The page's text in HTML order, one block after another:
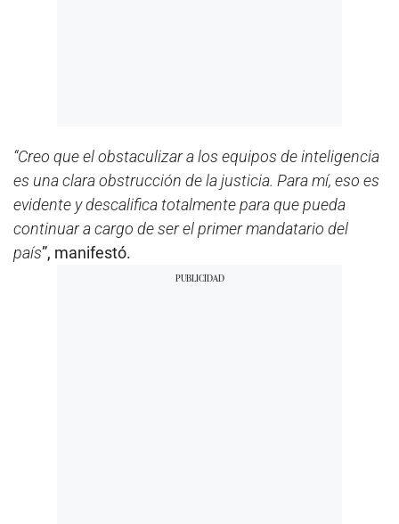
“Creo que el obstaculizar a los equipos de inteligencia
es una clara obstrucción de la justicia. Para mí, eso es
evidente y descalifica totalmente para que pueda
continuar a cargo de ser el primer mandatario del
país”, manifestó.